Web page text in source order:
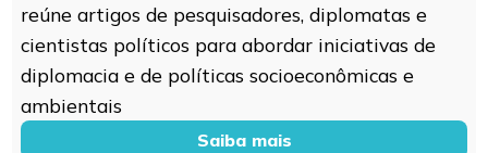
reúne artigos de pesquisadores, diplomatas e
cientistas políticos para abordar iniciativas de
diplomacia e de políticas socioeconômicas e
ambientais
Saiba mais